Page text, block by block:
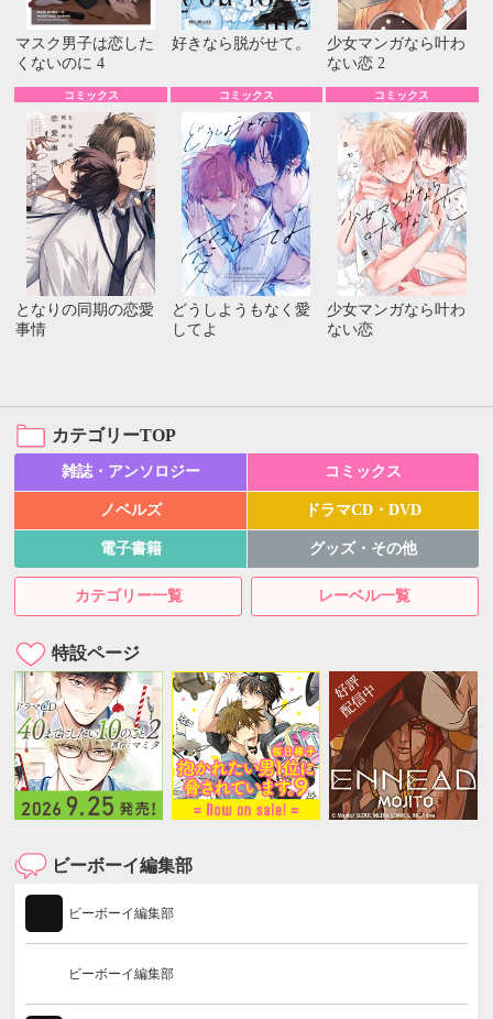
マスク男子は恋した
くないのに 4
好きなら脱がせて。
少女マンガなら叶わ
ない恋 2
コミックス
となりの同期の恋愛
事情
コミックス
どうしようもなく愛
してよ
コミックス
少女マンガなら叶わ
ない恋
カテゴリーTOP
雑誌・アンソロジー コミックス
ノベルズ ドラマCD・DVD
電子書籍 グッズ・その他
カテゴリー一覧 レーベル一覧
特設ページ
ビーボーイ編集部
ビーボーイ編集部
ビーボーイ編集部